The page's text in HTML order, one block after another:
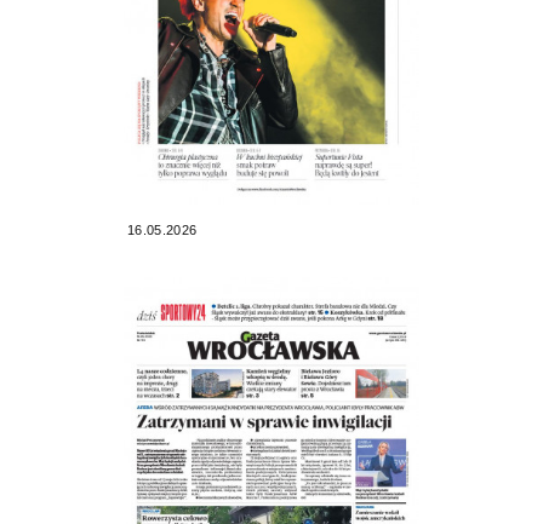
16.05.2026